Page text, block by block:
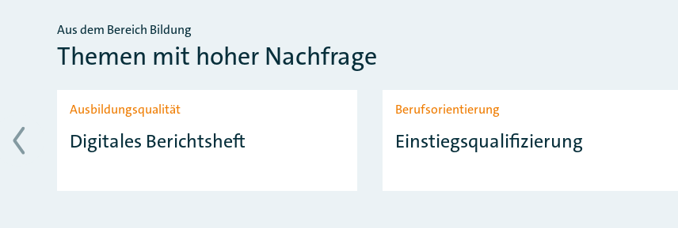
Aus dem Bereich Bildung
Themen mit hoher Nachfrage
Slider überspringen
Ausbildungsqualität
Digitales Berichtsheft
Berufsorientierung
Einstiegsqualifizierung